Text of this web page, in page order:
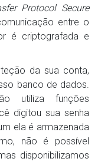
Protocol Secure
entre o
é criptografada e
da sua conta,
banco de dados.
utiliza funções
digitou sua senha
ela é armazenada
não é possível
disponibilizamos